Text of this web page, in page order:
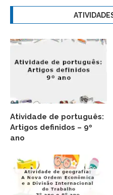
Atividade de português:
Artigos definidos – 9º
ano